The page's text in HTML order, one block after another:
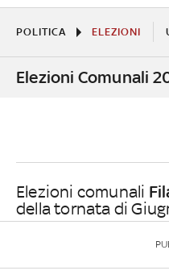
POLITICA ELEZIONI
Elezioni Comunali
Elezioni comunali
della tornata di